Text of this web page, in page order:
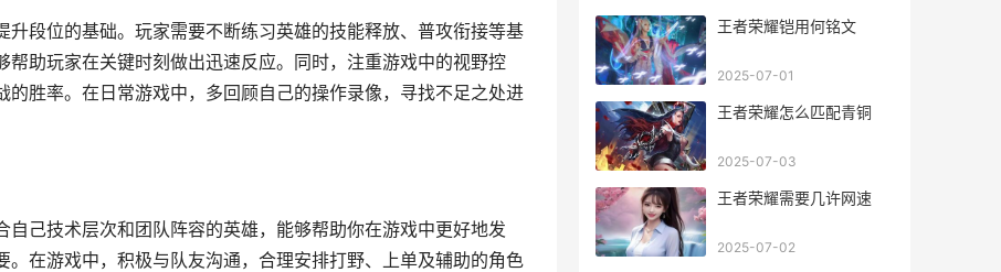
段位的基础。玩家需要不断练习英雄的技能释放、普攻衔接等基
助玩家在关键时刻做出迅速反应。同时，注重游戏中的视野控
胜率。在日常游戏中，多回顾自己的操作录像，寻找不足之处进
己技术层次和团队阵容的英雄，能够帮助你在游戏中更好地发
在游戏中，积极与队友沟通，合理安排打野、上单及辅助的角色
王者荣耀铠用何铭文
2025-07-01
王者荣耀怎么匹配青铜
2025-07-03
王者荣耀需要几许网速
2025-07-02